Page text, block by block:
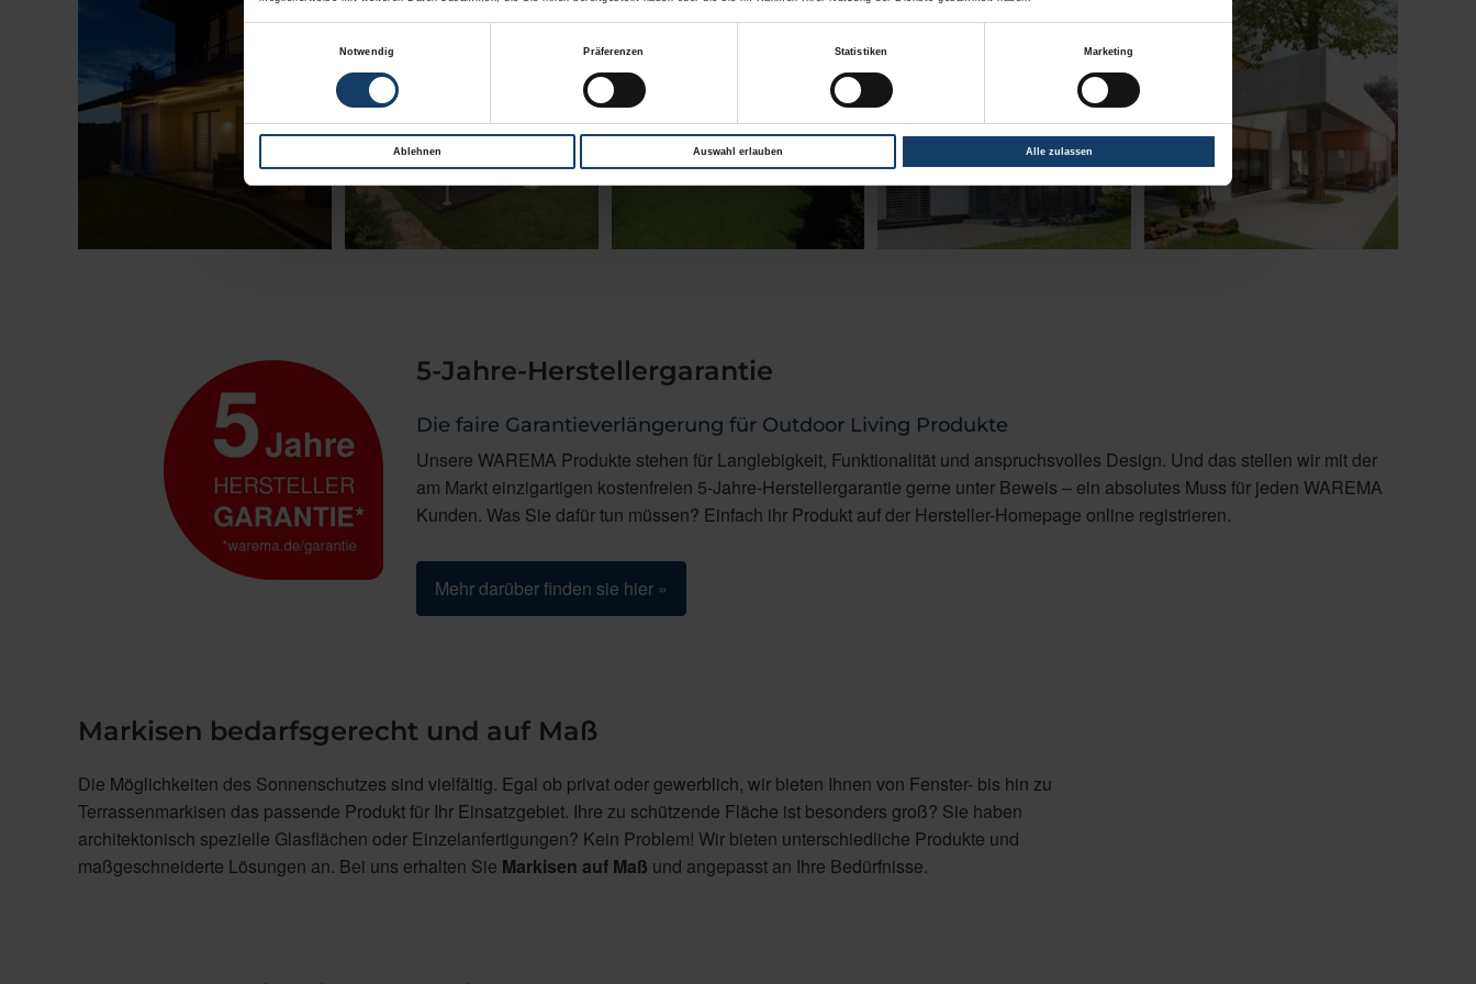
Notwendig
Präferenzen Statistiken Marketing
Ablehnen Auswahl erlauben Alle zulassen
5-Jahre-Herstellergarantie
Die faire Garantieverlängerung für Outdoor Living Produkte
Unsere WAREMA Produkte stehen für Langlebigkeit, Funktionalität und anspruchsvolles Design. Und das stellen wir mit der
am Markt einzigartigen kostenfreien 5-Jahre-Herstellergarantie gerne unter Beweis – ein absolutes Muss für jeden WAREMA
Kunden. Was Sie dafür tun müssen? Einfach ihr Produkt auf der Hersteller-Homepage online registrieren.
Mehr darüber finden sie hier »
Markisen bedarfsgerecht und auf Maß
Die Möglichkeiten des Sonnenschutzes sind vielfältig. Egal ob privat oder gewerblich, wir bieten Ihnen von Fenster- bis hin zu
Terrassenmarkisen das passende Produkt für Ihr Einsatzgebiet. Ihre zu schützende Fläche ist besonders groß? Sie haben
architektonisch spezielle Glasflächen oder Einzelanfertigungen? Kein Problem! Wir bieten unterschiedliche Produkte und
maßgeschneiderte Lösungen an. Bei uns erhalten Sie Markisen auf Maß und angepasst an Ihre Bedürfnisse.